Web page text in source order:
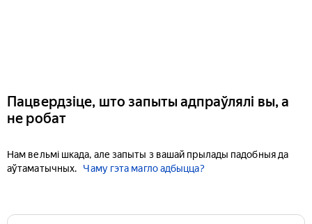
Пацвердзіце, што запыты адпраўлялі вы, а
не робат
Нам вельмі шкада, але запыты з вашай прылады падобныя да
аўтаматычных.
Чаму гэта магло адбыцца?